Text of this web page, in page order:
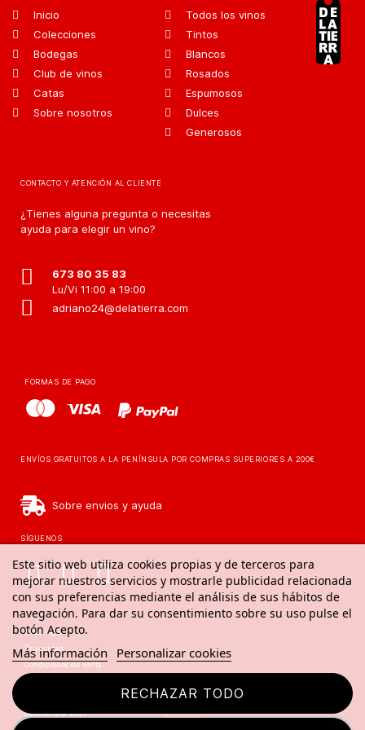
Este sitio web utiliza cookies propias y de terceros para
mejorar nuestros servicios y mostrarle publicidad relacionada
con sus preferencias mediante el análisis de sus hábitos de
navegación. Para dar su consentimiento sobre su uso pulse el
botón Acepto.
Más información Personalizar cookies
RECHAZAR TODO
Inicio
Colecciones
Bodegas
Club de vinos
Catas
Sobre nosotros
Todos los vinos
Tintos
Blancos
Rosados
Espumosos
Dulces
Generosos
CONTACTO Y ATENCIÓN AL CLIENTE
¿Tienes alguna pregunta o necesitas
ayuda para elegir un vino?
673 80 35 83
Lu/Vi 11:00 a 19:00
adriano24@delatierra.com
FORMAS DE PAGO
ENVÍOS GRATUITOS A LA PENÍNSULA POR COMPRAS SUPERIORES A 200€
Sobre envios y ayuda
SÍGUENOS
Aviso legal
Privacidad
Condiciones de venta
Delatierra© 2021